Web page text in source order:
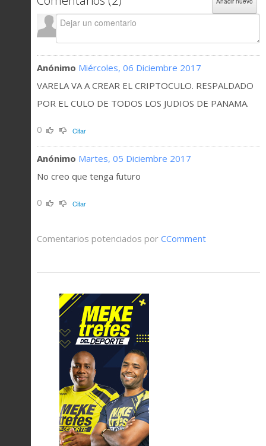
Anónimo Miércoles, 06 Diciembre 2017
VARELA VA A CREAR EL CRIPTOCULO. RESPALDADO
POR EL CULO DE TODOS LOS JUDIOS DE PANAMA.
0 Citar
Anónimo Martes, 05 Diciembre 2017
No creo que tenga futuro
0 Citar
Comentarios potenciados por CComment